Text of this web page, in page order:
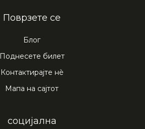
Поврзете се
Блог
Поднесете билет
Контактирајте нѐ
Мапа на сајтот
социјална